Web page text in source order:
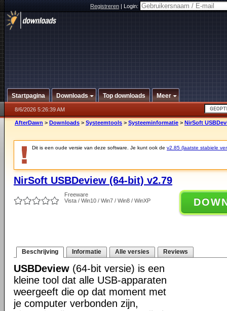
Registreren|Login:
Startpagina Downloads Top downloads Meer
8/6/2026 5:26:39 AM
AfterDawn > Downloads > Systeemtools > Systeeminformatie > NirSoft
Dit is een oude versie van deze software. Je kunt ook de v2.85 (laatste stabiele
NirSoft USBDeview (64-bit) v2.79
Freeware
Vista / Win10 / Win7 / Win8 / WinXP
Beschrijving Informatie Alle versies Reviews
USBDeview (64-bit versie) is een
kleine tool dat alle USB-apparaten
weergeeft die op dat moment met
je computer verbonden zijn,